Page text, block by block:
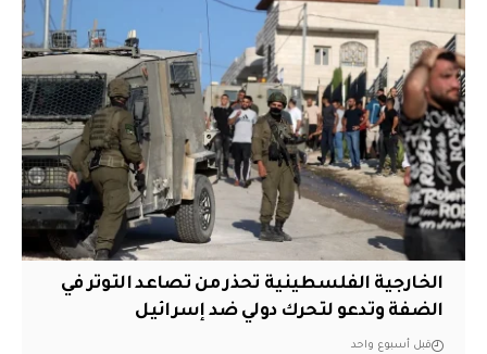
الخارجية الفلسطينية تحذر من تصاعد التوتر في
الضفة وتدعو لتحرك دولي ضد إسرائيل
قبل أسبوع واحد